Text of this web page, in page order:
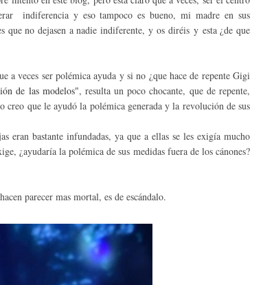
indiferencia y eso tampoco es bueno, mi madre en sus
que no dejasen a nadie indiferente, y os diréis y esta ¿de que
a veces ser polémica ayuda y si no ¿que hace de repente Gigi
de las modelos", resulta un poco chocante, que de repente,
que le ayudó la polémica generada y la revolución de sus
eran bastante infundadas, ya que a ellas se les exigía mucho
¿ayudaría la polémica de sus medidas fuera de los cánones?
parecer mas mortal, es de escándalo.